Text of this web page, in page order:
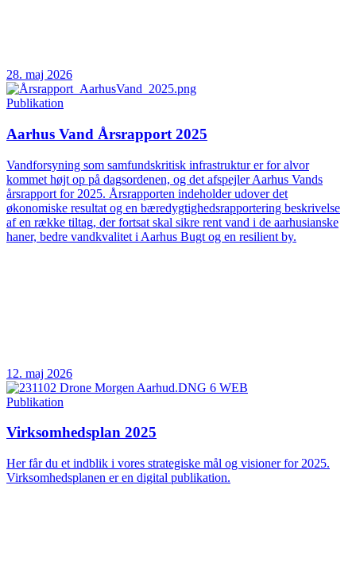
28. maj 2026
Publikation
Aarhus Vand Årsrapport 2025
Vandforsyning som samfundskritisk infrastruktur er for alvor
kommet højt op på dagsordenen, og det afspejler Aarhus Vands
årsrapport for 2025. Årsrapporten indeholder udover det
økonomiske resultat og en bæredygtighedsrapportering beskrivelse
af en række tiltag, der fortsat skal sikre rent vand i de aarhusianske
haner, bedre vandkvalitet i Aarhus Bugt og en resilient by.
12. maj 2026
Publikation
Virksomhedsplan 2025
Her får du et indblik i vores strategiske mål og visioner for 2025.
Virksomhedsplanen er en digital publikation.